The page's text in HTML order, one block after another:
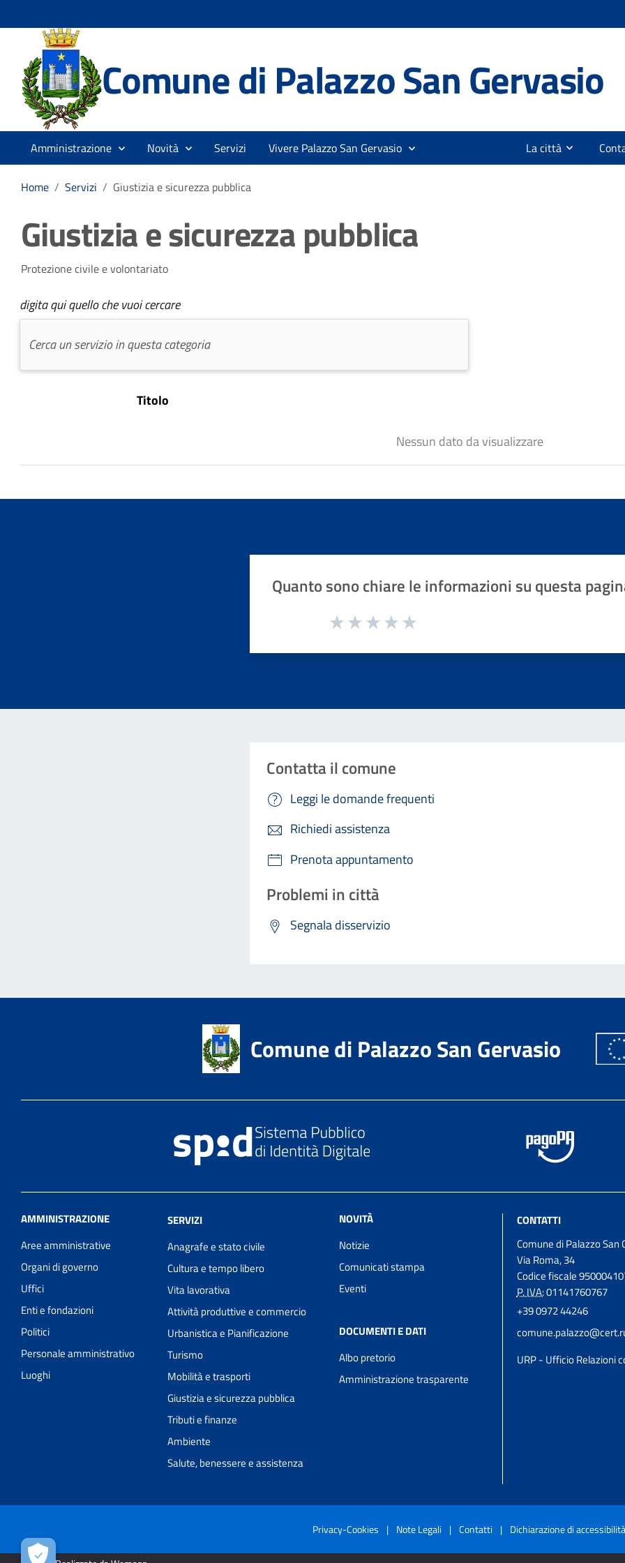
Comune di Palazzo San Gervasio
Amministrazione Novità Servizi Vivere Palazzo San Gervasio La città
Home / Servizi / Giustizia e sicurezza pubblica
Giustizia e sicurezza pubblica
Protezione civile e volontariato
digita qui quello che vuoi cercare
Titolo
Nessun dato da visualizzare
Quanto sono chiare le informazioni su questa
Valuta da 1 a 5 stelle la pagina
Contatta il comune
Leggi le domande frequenti
Richiedi assistenza
Prenota appuntamento
Problemi in città
Segnala disservizio
Comune di Palazzo San Gervasio
AMMINISTRAZIONE
Aree amministrative
Organi di governo
Uffici
Enti e fondazioni
Politici
Personale amministrativo
Luoghi
SERVIZI
Anagrafe e stato civile
Cultura e tempo libero
Vita lavorativa
Attività produttive e commercio
Urbanistica e Pianificazione
Turismo
Mobilità e trasporti
Giustizia e sicurezza pubblica
Tributi e finanze
Ambiente
Salute, benessere e assistenza
NOVITÀ
Notizie
Comunicati stampa
Eventi
DOCUMENTI E DATI
Albo pretorio
Amministrazione trasparente
CONTATTI
Comune di Palazzo San
Via Roma, 34
Codice fiscale
P. IVA:01141760767
+39 0972 44246
URP - Ufficio Relazioni
Privacy-Cookies | Note Legali | Contatti | Dichiarazione di accessibilità